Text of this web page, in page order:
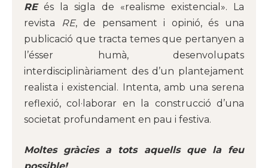
REés la sigla de «realisme existencial». La
revista
RE, de pensament i opinió, és una
publicació que tracta temes que pertanyen a
l’ésser humà, desenvolupats
interdisciplinàriament des d’un plantejament
realista i existencial. Intenta, amb una serena
reflexió, col·laborar en la construcció d’una
societat profundament en pau i festiva.
Moltes gràcies a tots aquells que la feu